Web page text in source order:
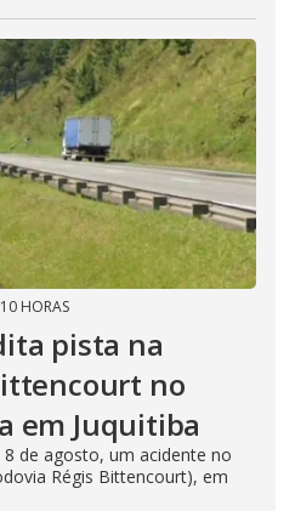
HORAS
pista na
no
em Juquitiba
de agosto, um acidente no
Régis Bittencourt), em